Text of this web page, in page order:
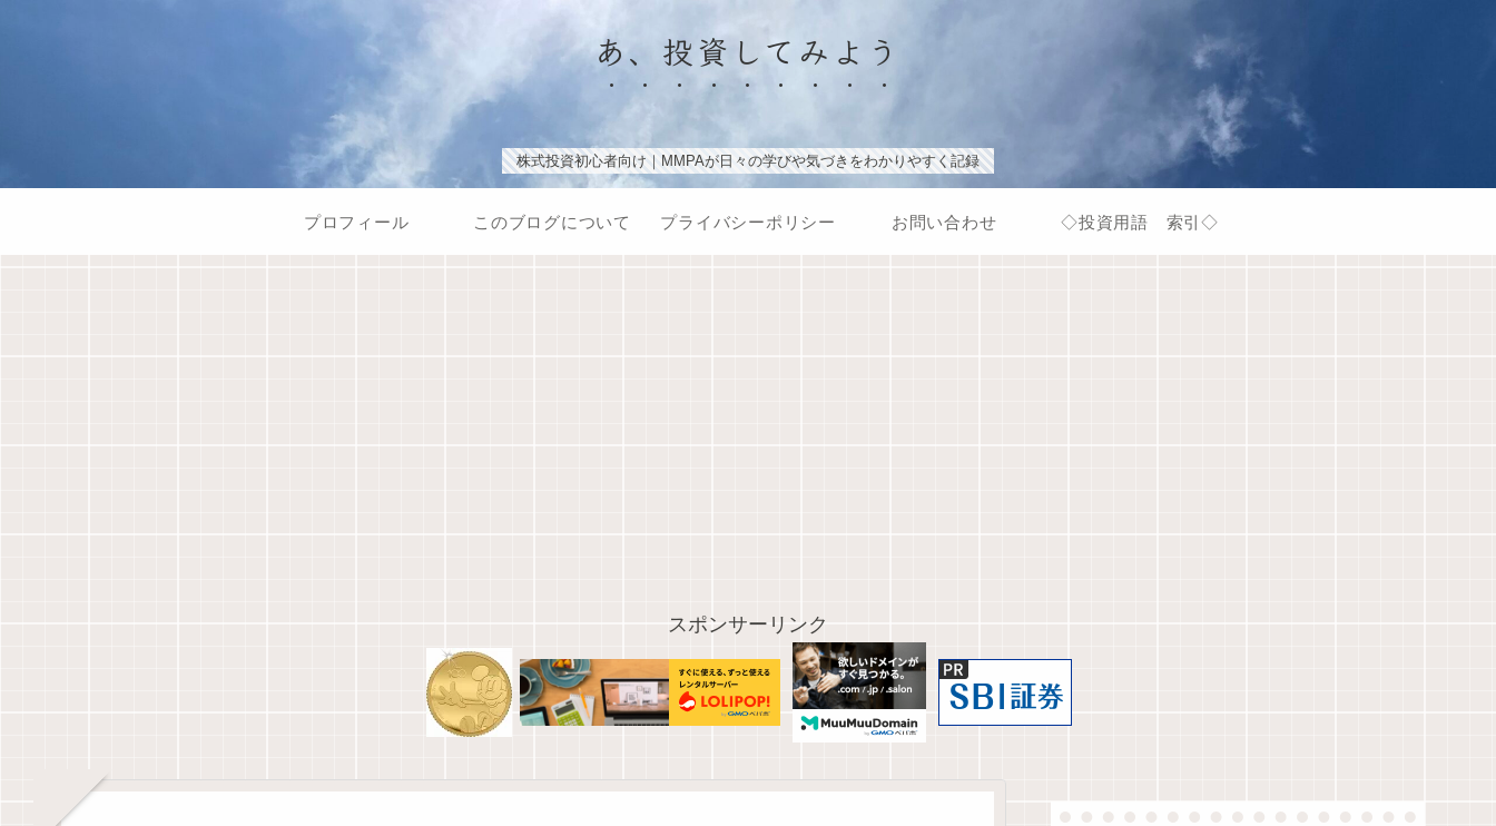
あ、投資してみよう
株式投資初心者向け｜MMPAが日々の学びや気づきをわかりやすく記録
プロフィール このブログについて プライバシーポリシー お問い合わせ ◇投資用語 索引◇
スポンサーリンク